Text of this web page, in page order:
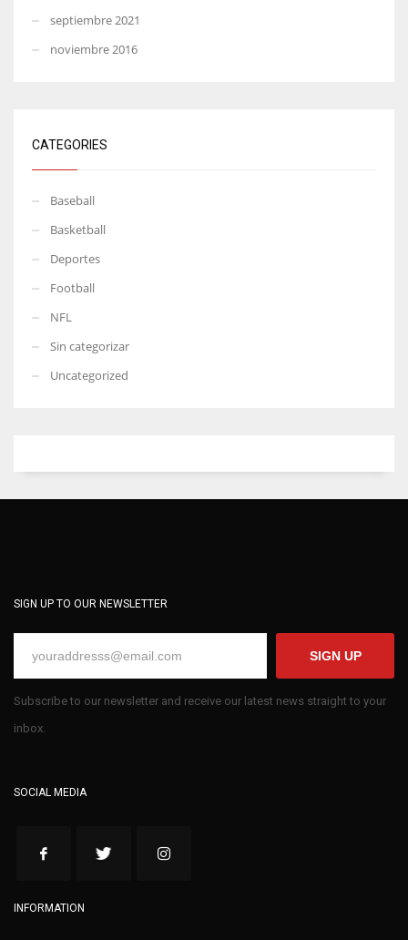
septiembre 2021
noviembre 2016
CATEGORIES
Baseball
Basketball
Deportes
Football
NFL
Sin categorizar
Uncategorized
SIGN UP TO OUR NEWSLETTER
SIGN UP
Subscribe to our newsletter and receive our latest news straight to your
inbox.
SOCIAL MEDIA
INFORMATION